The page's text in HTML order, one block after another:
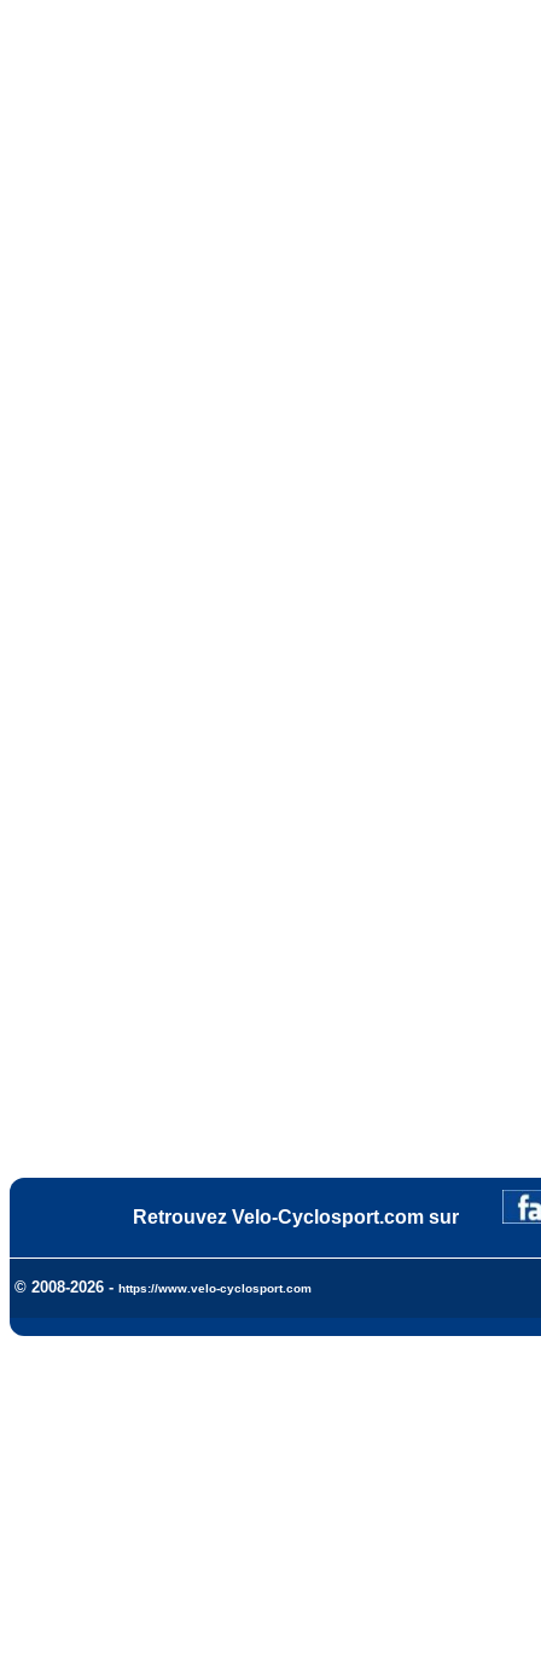
Retrouvez Velo-Cyclosport.com sur
© 2008-2026 - https://www.velo-cyclosport.com